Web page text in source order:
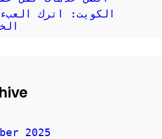
الكويت: اترك
2025